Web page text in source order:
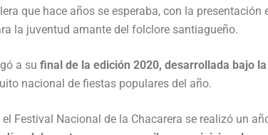
que hace años se esperaba, con la presentación
la juventud amante del folclore santiagueño.
a su final de la edición 2020, desarrollada bajo la
nacional de fiestas populares del año.
Festival Nacional de la Chacarera se realizó un